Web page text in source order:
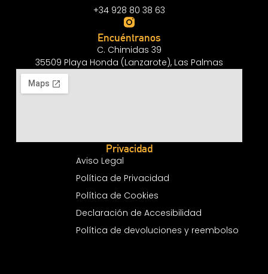
+34 928 80 38 63
Encuéntranos
C. Chimidas 39
35509 Playa Honda (Lanzarote), Las Palmas
Privacidad
Aviso Legal
Política de Privacidad
Política de Cookies
Declaración de Accesibilidad
Política de devoluciones y reembolso